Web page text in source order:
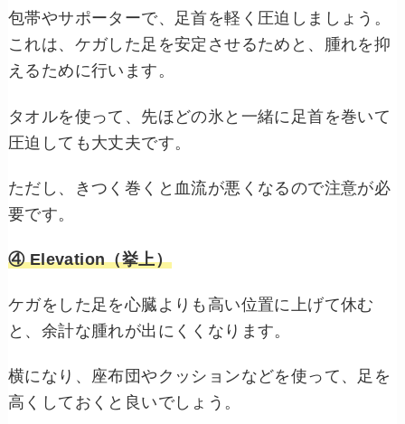
包帯やサポーターで、足首を軽く圧迫しましょう。
これは、ケガした足を安定させるためと、腫れを抑
えるために行います。
タオルを使って、先ほどの氷と一緒に足首を巻いて
圧迫しても大丈夫です。
ただし、きつく巻くと血流が悪くなるので注意が必
要です。
④ Elevation（挙上）
ケガをした足を心臓よりも高い位置に上げて休む
と、余計な腫れが出にくくなります。
横になり、座布団やクッションなどを使って、足を
高くしておくと良いでしょう。